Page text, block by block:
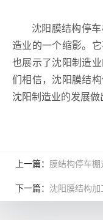
沈阳膜结构停
造业的一个缩影。
也展示了沈阳制造
们相信，沈阳膜结
沈阳制造业的发展做
上一篇： 膜结构停车
下一篇： 沈阳膜结构加